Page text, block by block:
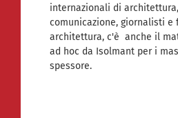
internazionali di
comunicazione, giornalisti e
architettura, c'è anche il
ad hoc da Isolmant per i
spessore.